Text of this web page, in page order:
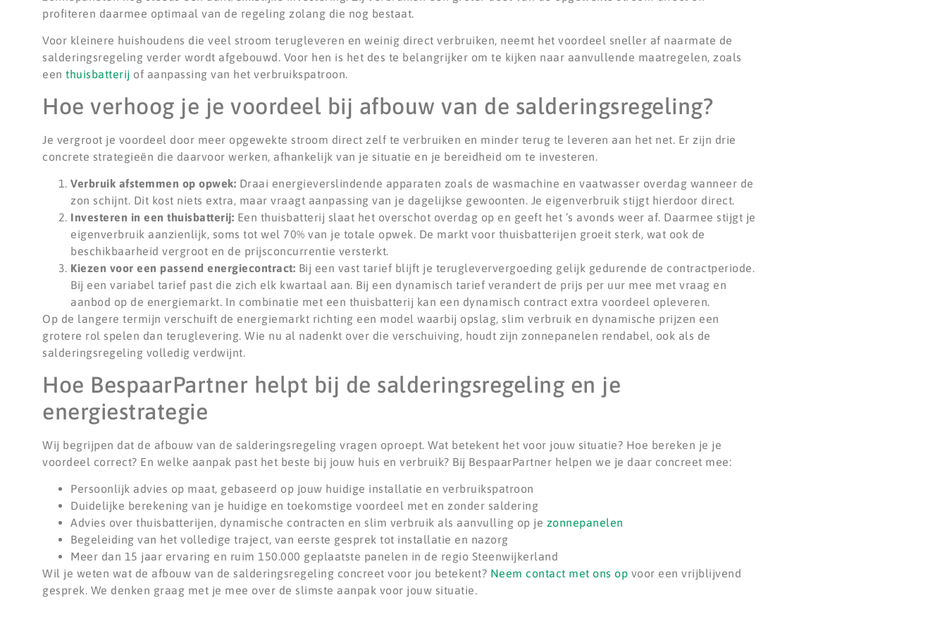
profiteren daarmee optimaal van de regeling zolang die nog bestaat.
Voor kleinere huishoudens die veel stroom terugleveren en weinig direct verbruiken, neemt het voordeel sneller af naarmate de
salderingsregeling verder wordt afgebouwd. Voor hen is het des te belangrijker om te kijken naar aanvullende maatregelen, zoals
een thuisbatterij of aanpassing van het verbruikspatroon.
Hoe verhoog je je voordeel bij afbouw van de salderingsregeling?
Je vergroot je voordeel door meer opgewekte stroom direct zelf te verbruiken en minder terug te leveren aan het net. Er zijn drie
concrete strategieën die daarvoor werken, afhankelijk van je situatie en je bereidheid om te investeren.
Verbruik afstemmen op opwek: Draai energieverslindende apparaten zoals de wasmachine en vaatwasser overdag wanneer de
zon schijnt. Dit kost niets extra, maar vraagt aanpassing van je dagelijkse gewoonten. Je eigenverbruik stijgt hierdoor direct.
Investeren in een thuisbatterij: Een thuisbatterij slaat het overschot overdag op en geeft het ’s avonds weer af. Daarmee stijgt je
eigenverbruik aanzienlijk, soms tot wel 70% van je totale opwek. De markt voor thuisbatterijen groeit sterk, wat ook de
beschikbaarheid vergroot en de prijsconcurrentie versterkt.
Kiezen voor een passend energiecontract: Bij een vast tarief blijft je terugleververgoeding gelijk gedurende de contractperiode.
Bij een variabel tarief past die zich elk kwartaal aan. Bij een dynamisch tarief verandert de prijs per uur mee met vraag en
aanbod op de energiemarkt. In combinatie met een thuisbatterij kan een dynamisch contract extra voordeel opleveren.
Op de langere termijn verschuift de energiemarkt richting een model waarbij opslag, slim verbruik en dynamische prijzen een
grotere rol spelen dan teruglevering. Wie nu al nadenkt over die verschuiving, houdt zijn zonnepanelen rendabel, ook als de
salderingsregeling volledig verdwijnt.
Hoe BespaarPartner helpt bij de salderingsregeling en je
energiestrategie
Wij begrijpen dat de afbouw van de salderingsregeling vragen oproept. Wat betekent het voor jouw situatie? Hoe bereken je je
voordeel correct? En welke aanpak past het beste bij jouw huis en verbruik? Bij BespaarPartner helpen we je daar concreet mee:
Persoonlijk advies op maat, gebaseerd op jouw huidige installatie en verbruikspatroon
Duidelijke berekening van je huidige en toekomstige voordeel met en zonder saldering
Advies over thuisbatterijen, dynamische contracten en slim verbruik als aanvulling op je zonnepanelen
Begeleiding van het volledige traject, van eerste gesprek tot installatie en nazorg
Meer dan 15 jaar ervaring en ruim 150.000 geplaatste panelen in de regio Steenwijkerland
Wil je weten wat de afbouw van de salderingsregeling concreet voor jou betekent? Neem contact met ons op voor een vrijblijvend
gesprek. We denken graag met je mee over de slimste aanpak voor jouw situatie.